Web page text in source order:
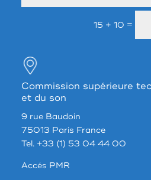
15 + 10 =
Commission supérieure
et du son
9 rue Baudoin
75013 Paris France
Tel. +33 (1) 53 04 44 00
Accés PMR